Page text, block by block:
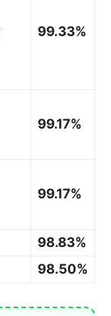
99.33%
99.17%
99.17%
98.83%
98.50%